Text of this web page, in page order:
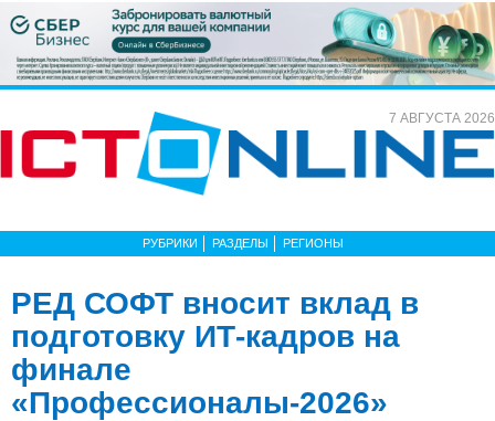
7 АВГУСТА 2026
РУБРИКИ РАЗДЕЛЫ РЕГИОНЫ
РЕД СОФТ вносит вклад в
подготовку ИТ‑кадров на
финале
«Профессионалы-2026»